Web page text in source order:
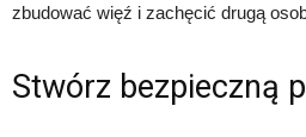
zbudować więź i zachęcić drugą
Stwórz bezpieczną